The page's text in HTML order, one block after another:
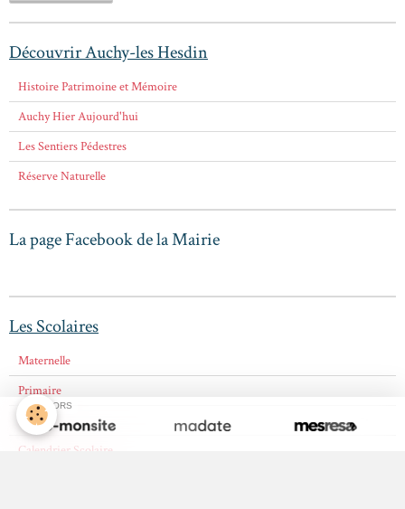
Découvrir Auchy-les Hesdin
Histoire Patrimoine et Mémoire
Auchy Hier Aujourd'hui
Les Sentiers Pédestres
Réserve Naturelle
La page Facebook de la Mairie
Les Scolaires
Maternelle
Primaire
Collège
Calendrier Scolaire
SPONSORS